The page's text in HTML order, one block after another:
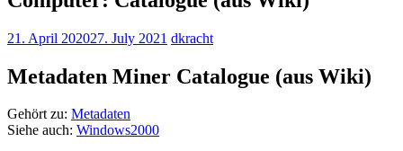
21. April 202027. July 2021 dkracht
Metadaten Miner Catalogue (aus Wiki)
Gehört zu: Metadaten
Siehe auch: Windows2000